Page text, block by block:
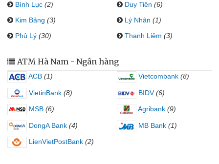
Bình Lục (2) Duy Tiên (6)
Kim Bảng (3) Lý Nhân (1)
Phủ Lý (30) Thanh Liêm (3)
ATM Hà Nam - Ngân hàng
ACB (1) Vietcombank (8)
VietinBank (8) BIDV (6)
MSB (6) Agribank (9)
DongA Bank (4) MB Bank (1)
LienVietPostBank (2)